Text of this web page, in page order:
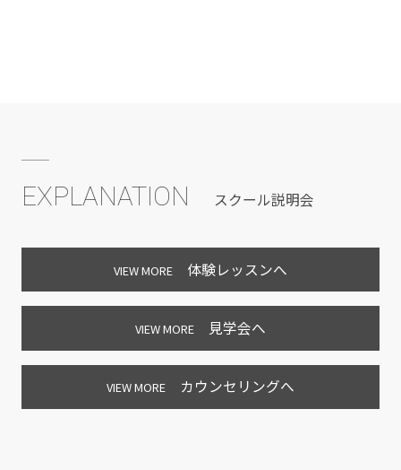
EXPLANATION スクール説明会
VIEW MORE 体験レッスンへ
VIEW MORE 見学会へ
VIEW MORE カウンセリングへ